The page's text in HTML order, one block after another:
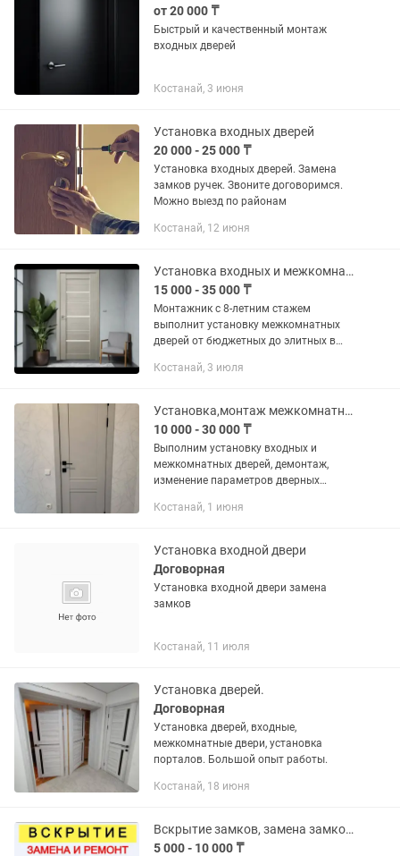
от 20 000 ₸
Быстрый и качественный монтаж
входных дверей
Костанай, 3 июня
Установка входных дверей
20 000 - 25 000 ₸
Установка входных дверей. Замена
замков ручек. Звоните договоримся.
Можно выезд по районам
Костанай, 12 июня
Установка входных и межкомнатных дверей
15 000 - 35 000 ₸
Монтажник с 8-летним стажем
выполнит установку межкомнатных
дверей от бюджетных до элитных в
сложность!!! Скрытые петли абсолютно
Костанай, 3 июля
Установка,монтаж межкомнатных и входных дверей
10 000 - 30 000 ₸
Выполним установку входных и
межкомнатных дверей, демонтаж,
изменение параметров дверных
работ
Костанай, 1 июня
Установка входной двери
Договорная
Установка входной двери замена
замков
Костанай, 11 июля
Установка дверей.
Договорная
Установка дверей, входные,
межкомнатные двери, установка
порталов. Большой опыт работы.
Костанай, 18 июня
Вскрытие замков, замена замков, сердцевин, ремонт ручек.
5 000 - 10 000 ₸